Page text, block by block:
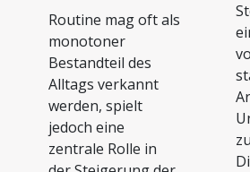
Routine mag oft als
monotoner
Bestandteil des
Alltags verkannt
werden, spielt
jedoch eine
zentrale Rolle in